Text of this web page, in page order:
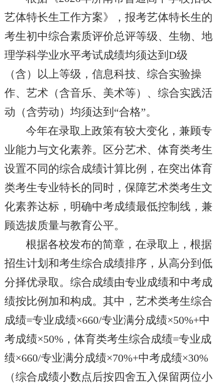
艺体特长生工作方案》，报考艺体特长生的
考生初中综合素质评价总评等级、生物、地
理学科学业水平考试成绩均须达到D级
（含）以上等级，信息科技、综合实验操
作、艺术（含音乐、美术等）、综合实践活
动（含劳动）均须达到“合格”。
今年在录取上政策有较大变化，兼顾专
业能力与文化素养。区分艺术、体育类考生
设置不同的综合成绩计算比例，在突出体育
类考生专业特长的同时，保障艺术类考生文
化素养达标，明确中考成绩最低控制线，兼
顾选拔质量与教育公平。
根据各校发布的简章，在录取上，根据
招生计划和考生综合成绩排序，从高分到低
分择优录取。综合成绩由专业成绩和中考成
绩按比例加和构成。其中，艺术类考生综合
成绩=专业成绩×660/专业满分成绩×50%+中
考成绩×50%，体育类考生综合成绩=专业成
绩×660/专业满分成绩×70%+中考成绩×30%
（综合成绩小数点后按四舍五入保留两位小